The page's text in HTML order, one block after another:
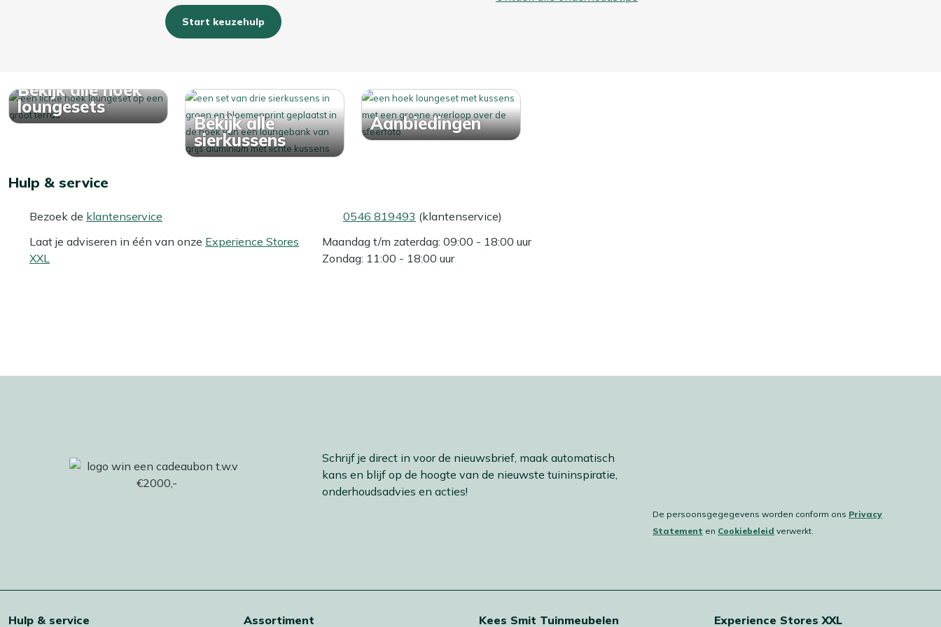
Ons advies? Bewaar ze in de herfst en winter binnen of in een waterdichte opbergbox. Zo blijven je kussens fris,
droog en altijd klaar voor gebruik!
Start keuzehulp
Bekijk alle hoek
loungesets
Bekijk alle
sierkussens
Aanbiedingen
Hulp & service
Bezoek de klantenservice
Laat je adviseren in één van onze Experience Stores
XXL
0546 819493 (klantenservice)
Maandag t/m zaterdag: 09:00 - 18:00 uur
Zondag: 11:00 - 18:00 uur
Schrijf je direct in voor de nieuwsbrief, maak automatisch
kans en blijf op de hoogte van de nieuwste tuininspiratie,
onderhoudsadvies en acties!
De persoonsgegegevens worden conform ons Privacy
Statement en Cookiebeleid verwerkt.
Hulp & service Assortiment Kees Smit Tuinmeubelen Experience Stores XXL